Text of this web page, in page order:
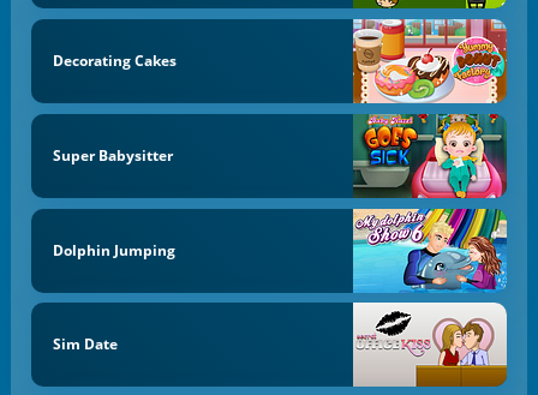
Decorating Cakes
Super Babysitter
Dolphin Jumping
Sim Date